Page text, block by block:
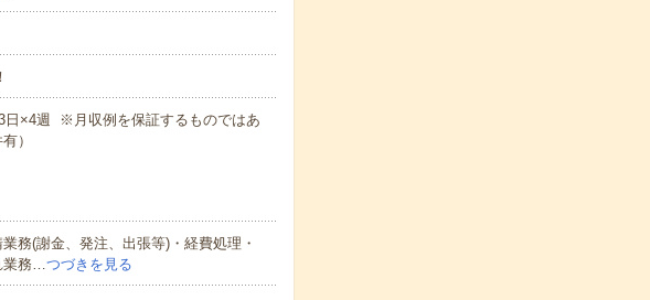
×4週 ※月収例を保証するものではあ
）
務(謝金、発注、出張等)・経費処理・
業務…つづきを見る